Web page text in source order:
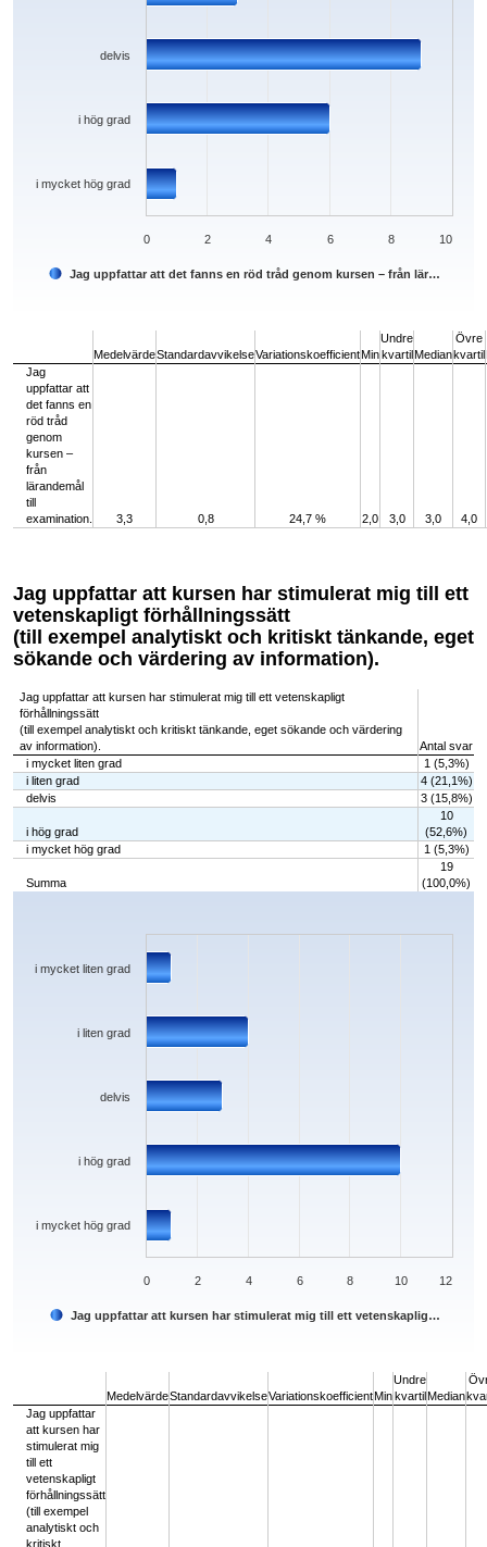
Jag uppfattar att det fanns en röd tråd genom kursen – från lär…
i mycket hög grad
i hög grad
delvis
0 2 4 6 8 10
MedelvärdeStandardavvikelseVariationskoefficientMin
Undre
kvartilMedian
Övre
kvartil
Jag
uppfattar att
det fanns en
röd tråd
genom
kursen –
från
lärandemål
till
examination.
3,3 0,8 24,7 % 2,0 3,0 3,0 4,0
Jag uppfattar att kursen har stimulerat mig till ett
vetenskapligt förhållningssätt
(till exempel analytiskt och kritiskt tänkande, eget
sökande och värdering av information).
Jag uppfattar att kursen har stimulerat mig till ett vetenskapligt
förhållningssätt
(till exempel analytiskt och kritiskt tänkande, eget sökande och värdering
av information).
Antal svar
i mycket liten grad
1 (5,3%)
i liten grad
4 (21,1%)
delvis
3 (15,8%)
i hög grad
10
(52,6%)
i mycket hög grad
1 (5,3%)
Summa
19
(100,0%)
Chart
The chart has 1 X axis displaying categories.
The chart has 1 Y axis displaying values. Data ranges from 1 to 10.
Jag uppfattar att kursen har stimulerat mig till ett vetenskaplig…
i mycket hög grad
i hög grad
delvis
i liten grad
i mycket liten grad
0 2 4 6 8 10 12
MedelvärdeStandardavvikelseVariationskoefficientMin
Undre
kvartilMedian
Jag uppfattar
att kursen har
stimulerat mig
till ett
vetenskapligt
förhållningssätt
(till exempel
analytiskt och
kritiskt